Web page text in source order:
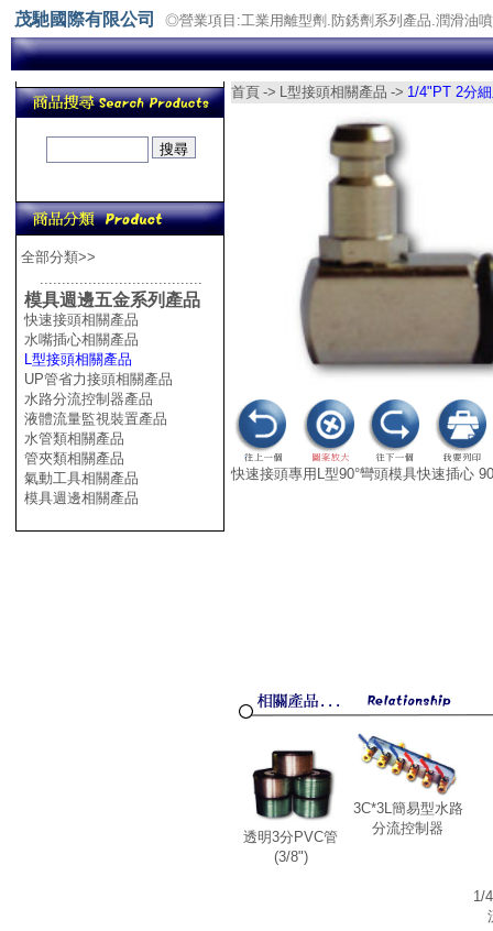
茂馳國際有限公司 ◎營業項目:工業用離型劑.防銹劑系列產品.潤滑油
全部分類>>
.....................................
模具週邊五金系列產品
快速接頭相關產品
水嘴插心相關產品
L型接頭相關產品
UP管省力接頭相關產品
水路分流控制器產品
液體流量監視裝置產品
水管類相關產品
管夾類相關產品
氣動工具相關產品
模具週邊相關產品
首頁 -> L型接頭相關產品 -> 1/4"PT 2分
快速接頭專用L型90°彎頭模具快速插心
透明3分PVC管
(3/8")
3C*3L簡易型水路
分流控制器
1/